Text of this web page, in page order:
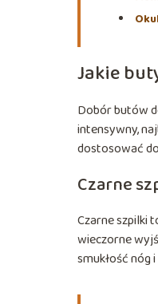
Jakie
Dobór butów
intensywny,
dostosować
Czarne
Czarne szpilki
wieczorne
smukłość nóg